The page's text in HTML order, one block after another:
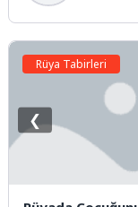
Rüya Tabirleri
❮